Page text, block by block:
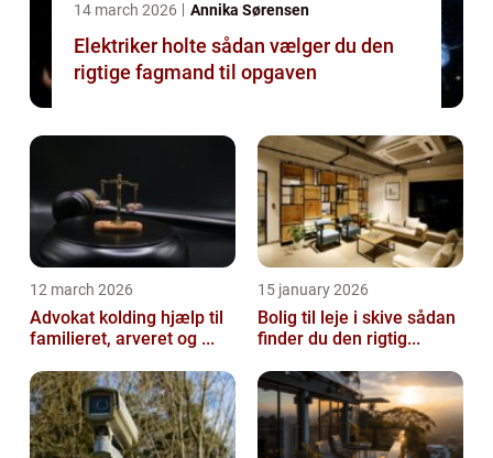
14 march 2026 Annika Sørensen
Elektriker holte sådan vælger du den
rigtige fagmand til opgaven
12 march 2026
Advokat kolding hjælp til
familieret, arveret og ...
15 january 2026
Bolig til leje i skive sådan
finder du den rigtig...